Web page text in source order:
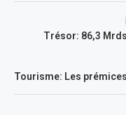
Trésor: 86,3
Tourisme: Les